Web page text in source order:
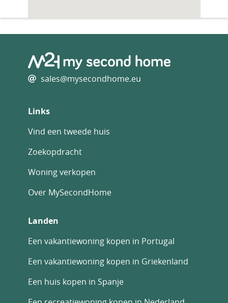
sales@mysecondhome.eu
Links
Vind een tweede huis
Zoekopdracht
Woning verkopen
Over MySecondHome
Landen
Een vakantiewoning kopen in Portugal
Een vakantiewoning kopen in Griekenland
Een huis kopen in Spanje